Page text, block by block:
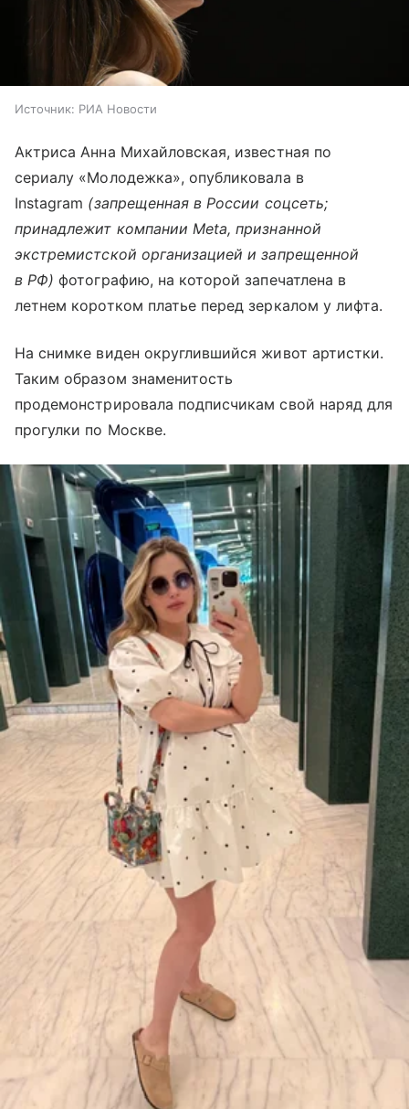
Источник: РИА Новости
Актриса Анна Михайловская, известная по
сериалу «Молодежка», опубликовала в
Instagram (запрещенная в России соцсеть;
принадлежит компании Meta, признанной
экстремистской организацией и запрещенной
в РФ) фотографию, на которой запечатлена в
летнем коротком платье перед зеркалом у лифта.
На снимке виден округлившийся живот артистки.
Таким образом знаменитость
продемонстрировала подписчикам свой наряд для
прогулки по Москве.